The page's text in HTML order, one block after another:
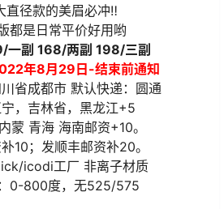
直径款的美眉必冲‼️
都是日常平价好用哟
一副 168/两副 198/三副
年8月29日-结束前通知
省成都市 默认快递：圆通
，吉林省，黑龙江+5
蒙 青海 海南邮资+10。
10；发顺丰邮资补20。
icodi工厂 非离子材质
0-800度，无525/575